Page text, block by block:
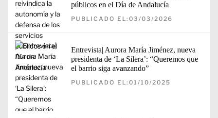
públicos en el Día de Andalucía
PUBLICADO EL:03/03/2026
Entrevista| Aurora María Jiménez, nueva
presidenta de ‘La Silera’: “Queremos que
el barrio siga avanzando”
PUBLICADO EL:01/10/2025